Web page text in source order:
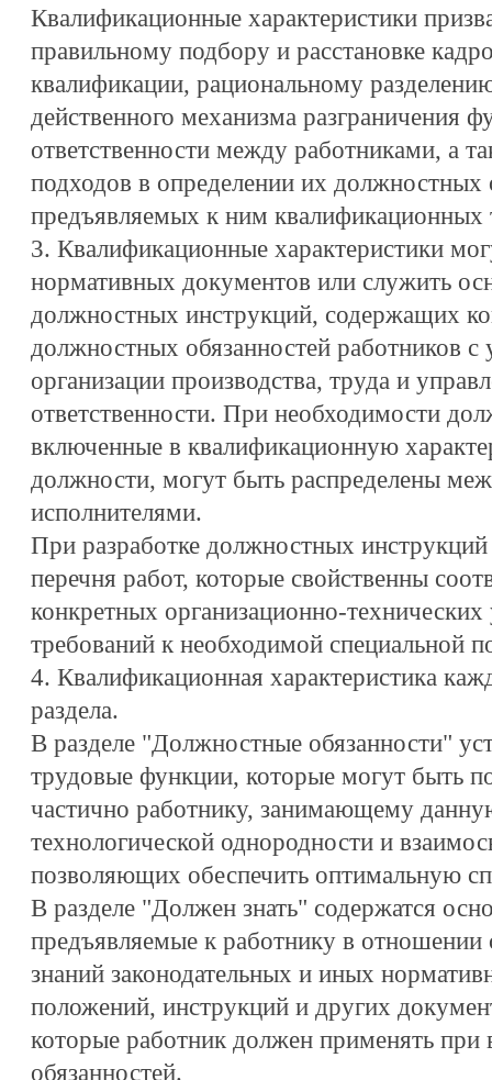
Квалификационные характеристики
правильному подбору и расстановке
квалификации, рациональному
действенного механизма разграничения
ответственности между работниками, а
подходов в определении их должностных
предъявляемых к ним квалификационных
3. Квалификационные характеристики
нормативных документов или служить
должностных инструкций, содержащих
должностных обязанностей работников с
организации производства, труда и
ответственности. При необходимости
включенные в квалификационную
должности, могут быть распределены
исполнителями.
При разработке должностных инструкций
перечня работ, которые свойственны
конкретных организационно-
требований к необходимой специальной
4. Квалификационная характеристика
раздела.
В разделе "Должностные обязанности"
трудовые функции, которые могут быть
частично работнику, занимающему
технологической однородности и
позволяющих обеспечить оптимальную
В разделе "Должен знать" содержатся
предъявляемые к работнику в отношении
знаний законодательных и иных
положений, инструкций и других
которые работник должен применять
обязанностей.